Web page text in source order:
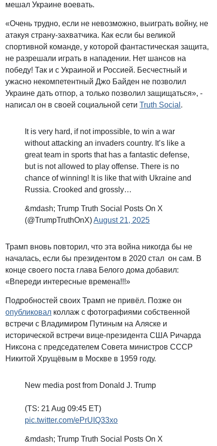
мешал Украине воевать.
«Очень трудно, если не невозможно, выиграть войну, не
атакуя страну-захватчика. Как если бы великой
спортивной команде, у которой фантастическая защита,
не разрешали играть в нападении. Нет шансов на
победу! Так и с Украиной и Россией. Бесчестный и
ужасно некомпетентный Джо Байден не позволил
Украине дать отпор, а только позволил защищаться», -
написал он в своей социальной сетиTruth Social .
It is very hard, if not impossible, to win a war
without attacking an invaders country. It’s like a
great team in sports that has a fantastic defense,
but is not allowed to play offense. There is no
chance of winning! It is like that with Ukraine and
Russia. Crooked and grossly…
&mdash; Trump Truth Social Posts On X
(@TrumpTruthOnX)August 21, 2025
Трамп вновь повторил, что эта война никогда бы не
началась, если бы президентом в 2020 стал он сам. В
конце своего поста глава Белого дома добавил:
«Впереди интересные времена!!!»
Подробностей своих Трамп не привёл. Позже он
опубликовал коллаж с фотографиями собственной
встречи с Владимиром Путиным на Аляске и
исторической встречи вице-президента США Ричарда
Никсона с председателем Совета министров СССР
Никитой Хрущёвым в Москве в 1959 году.
New media post from Donald J. Trump
(TS: 21 Aug 09:45 ET)​​​‍​​‌‍​​‌‍​​​​​​‌‍​‌‍​​​​​​​‌‍​​​​​​​​‌‍​‌‍​​​​​​‌‍​​​​​​​‌‍​​​​​​​​​​‌‍​​​​​​​​​​‌‍​​‌‍​​​​​​‌‍​​‌‍​​​​​​​​​​‌‍​​​​​​​​​​‌‍​​​​​​​‌‍
pic.twitter.com/ePrUIQ33xo
&mdash; Trump Truth Social Posts On X